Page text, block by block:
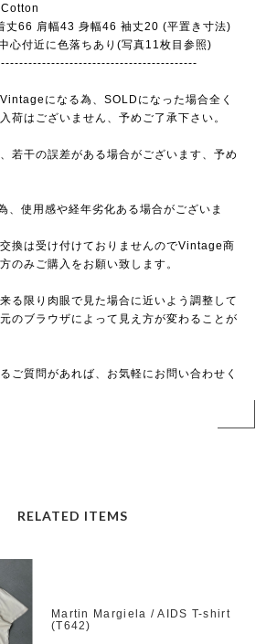
丈66 肩幅43 身幅46 袖丈20 (平置き寸法)
心付近に色落ちあり(写真11枚目参照)
になる為、SOLDになった場合全く
荷はございません、予めご了承下さい。
若干の誤差がある場合がございます、予め
、使用感や経年劣化ある場合がございま
換は受け付けておりませんのでVintage商
のみご購入をお願い致します。
る限り肉眼で見た場合に近いよう調整して
のブラウザによって見え方が変わることが
ご質問があれば、お気軽にお問い合わせく
RELATED ITEMS
Martin Margiela / AIDS T-shirt
(T642)